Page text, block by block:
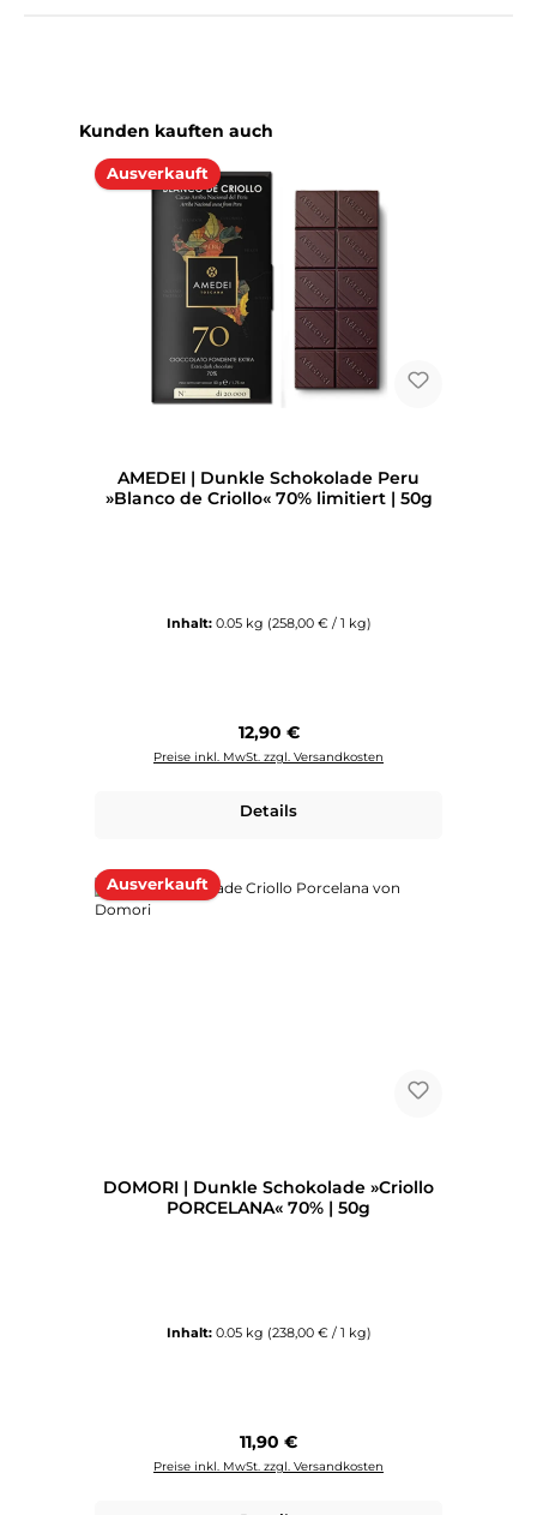
Produktgalerie überspringen
Kunden kauften auch
Ausverkauft
AMEDEI | Dunkle Schokolade Peru
»Blanco de Criollo« 70% limitiert | 50g
Inhalt: 0.05 kg (258,00 € / 1 kg)
Regulärer Preis:
12,90 €
Preise inkl. MwSt. zzgl. Versandkosten
Details
Ausverkauft
DOMORI | Dunkle Schokolade »Criollo
PORCELANA« 70% | 50g
Inhalt: 0.05 kg (238,00 € / 1 kg)
Regulärer Preis:
11,90 €
Preise inkl. MwSt. zzgl. Versandkosten